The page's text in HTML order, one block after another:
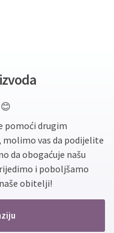
😊
pomoći drugim
vas da podijelite
da obogaćuje našu
i poboljšamo
obitelji!